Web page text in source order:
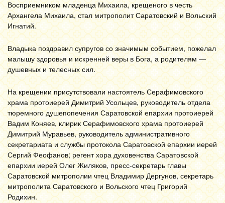
Восприемником младенца Михаила, крещеного в честь
Архангела Михаила, стал митрополит Саратовский и Вольский
Игнатий.
Владыка поздравил супругов со значимым событием, пожелал
малышу здоровья и искренней веры в Бога, а родителям —
душевных и телесных сил.
На крещении присутствовали настоятель Серафимовского
храма протоиерей Димитрий Усольцев, руководитель отдела
тюремного душепопечения Саратовской епархии протоиерей
Вадим Коняев, клирик Серафимовского храма протоиерей
Димитрий Муравьев, руководитель административного
секретариата и службы протокола Саратовской епархии иерей
Сергий Феофанов; регент хора духовенства Саратовской
епархии иерей Олег Жиляков, пресс-секретарь главы
Саратовской митрополии чтец Владимир Дергунов, секретарь
митрополита Саратовского и Вольского чтец Григорий
Родихин.